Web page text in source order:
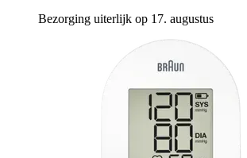
Bezorging uiterlijk op 17. augustus